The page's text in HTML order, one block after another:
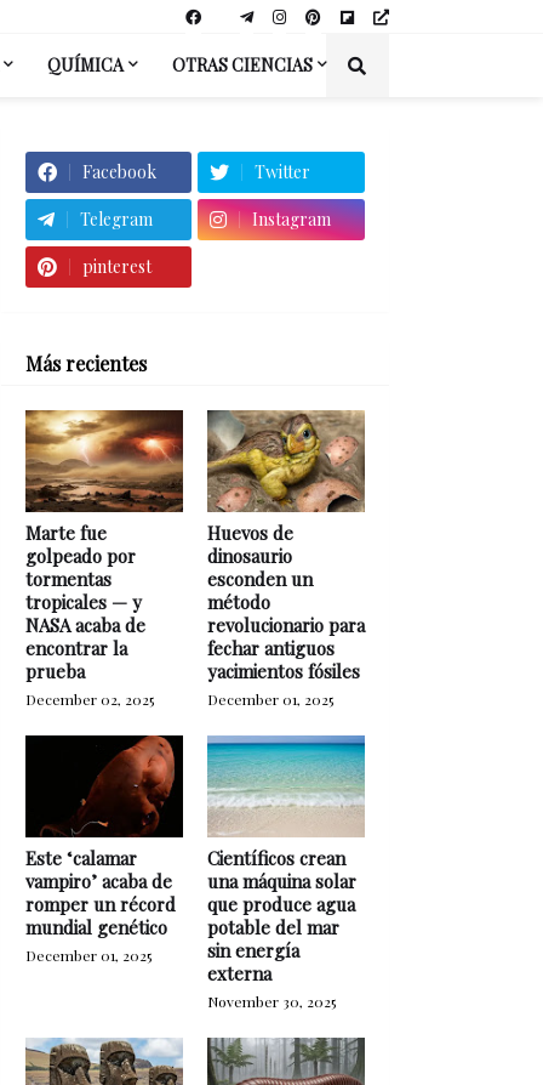
QUÍMICA OTRAS CIENCIAS
Facebook Twitter
Telegram Instagram
pinterest
Más recientes
Marte fue
golpeado por
tormentas
tropicales — y
NASA acaba de
encontrar la
prueba
December 02, 2025
Huevos de
dinosaurio
esconden un
método
revolucionario para
fechar antiguos
yacimientos fósiles
December 01, 2025
Este ‘calamar
vampiro’ acaba de
romper un récord
mundial genético
December 01, 2025
Científicos crean
una máquina solar
que produce agua
potable del mar
sin energía
externa
November 30, 2025